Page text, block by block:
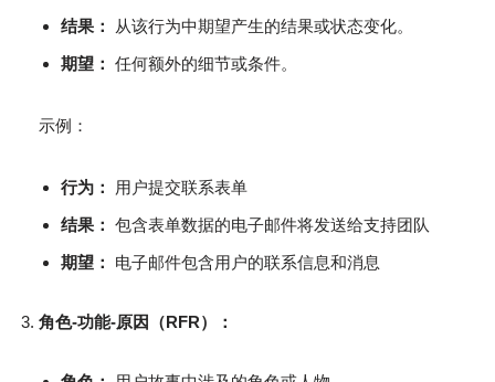
结果：
从该行为中期望产生的结果或状态变化。
期望： 任何额外的细节或条件。
示例：
行为：
用户提交联系表单
结果： 包含表单数据的电子邮件将发送给支持团队
期望：
电子邮件包含用户的联系信息和消息
角色-功能-原因（RFR）：